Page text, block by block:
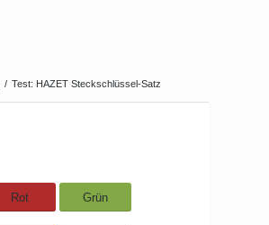
/ Test: HAZET Steckschlüssel-Satz
Rot Grün